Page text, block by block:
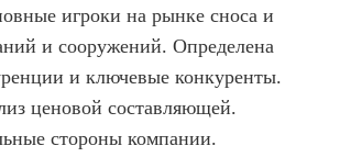
игроки на рынке сноса и
и сооружений. Определена
и ключевые конкуренты.
ценовой составляющей.
стороны компании.